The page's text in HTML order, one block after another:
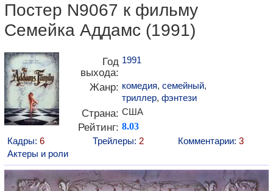
Постер N9067 к фильму
Семейка Аддамс (1991)
Год
выхода:
1991
Жанр: комедия, семейный,
триллер, фэнтези
Страна: США
Рейтинг: 8.03
Кадры: 6 Трейлеры: 2 Комментарии: 3
Актеры и роли